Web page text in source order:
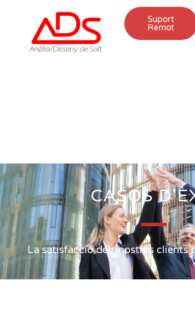
Suport
Remot
CASOS
La satisfacció dels nostres clients